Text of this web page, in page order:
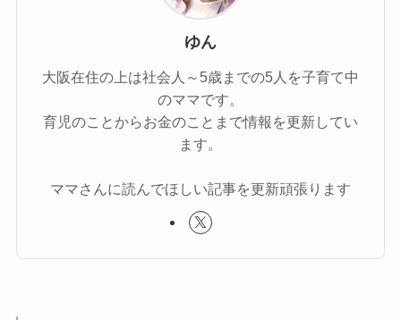
ゆん
大阪在住の上は社会人～5歳までの5人を子育て中
のママです。
育児のことからお金のことまで情報を更新してい
ます。
ママさんに読んでほしい記事を更新頑張ります